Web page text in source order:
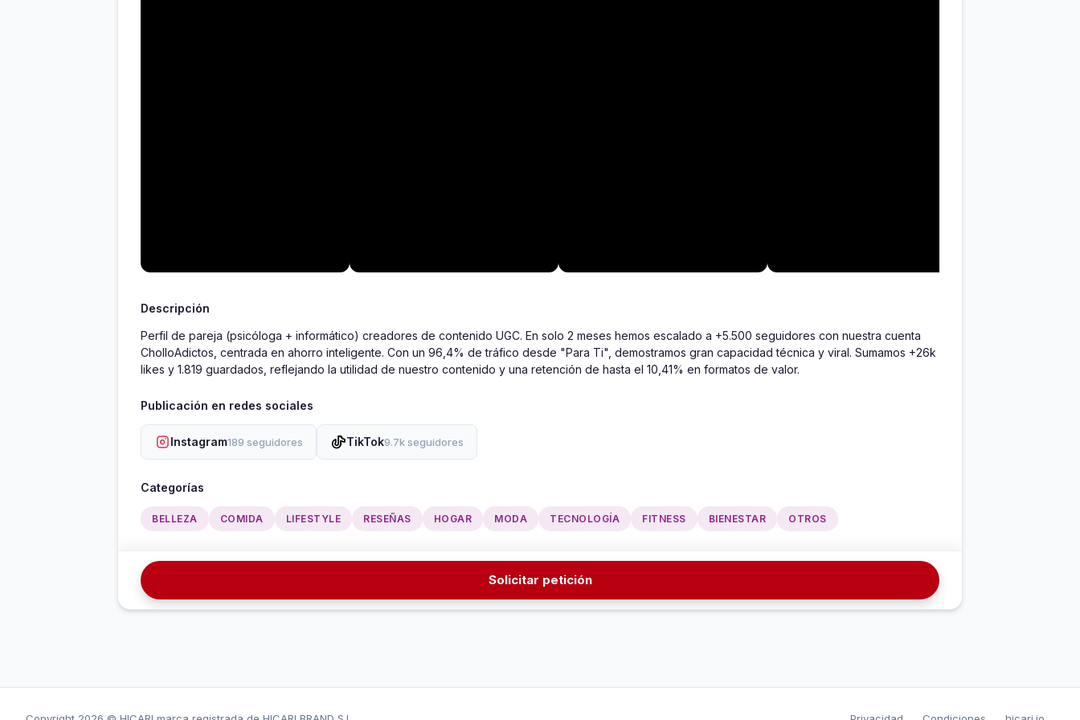
Descripción
Perfil de pareja (psicóloga + informático) creadores de contenido UGC. En solo 2 meses hemos escalado a +5.500 seguidores con nuestra cuenta
CholloAdictos, centrada en ahorro inteligente. Con un 96,4% de tráfico desde "Para Ti", demostramos gran capacidad técnica y viral. Sumamos +26k
likes y 1.819 guardados, reflejando la utilidad de nuestro contenido y una retención de hasta el 10,41% en formatos de valor.
Publicación en redes sociales
Instagram189 seguidores TikTok9.7k seguidores
Categorías
BELLEZA COMIDA LIFESTYLE RESEÑAS HOGAR MODA TECNOLOGÍA FITNESS BIENESTAR OTROS
Solicitar petición